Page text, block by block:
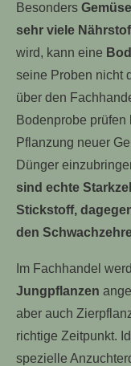
Besonders
sehr viele
wird, kann eine
seine Proben nicht
über den
Bodenprobe
Pflanzung neuer
Dünger
sind echte
Stickstoff,
den
Im Fachhandel
Jungpflanzen
aber auch
richtige Zeitpunkt.
spezielle